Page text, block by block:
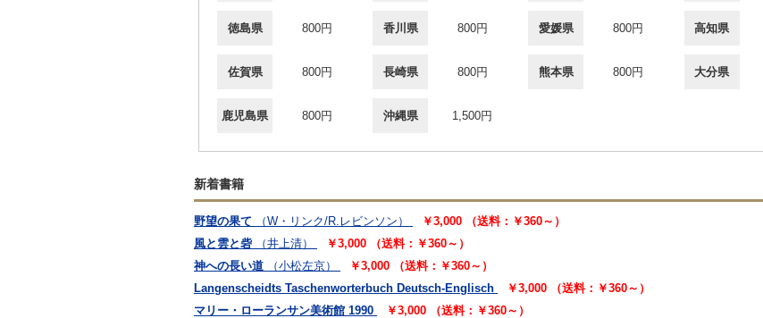
徳島県 800円 香川県 800円 愛媛県 800円 高知県
佐賀県 800円 長崎県 800円 熊本県 800円 大分県
鹿児島県 800円 沖縄県 1,500円
新着書籍
野望の果て （W・リンク/R.レビンソン）
￥3,000 （送料：￥360～）
風と雲と砦
（井上清）
￥3,000 （送料：￥360～）
神への長い道
（小松左京）
￥3,000 （送料：￥360～）
Langenscheidts Taschenworterbuch Deutsch-Englisch
￥3,000 （送料：￥360～）
マリー・ローランサン美術館 1990
￥3,000 （送料：￥360～）